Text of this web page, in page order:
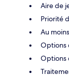
Aire de
Priorité
Au
Options
Options